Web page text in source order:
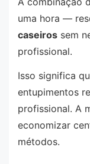
uma hora —
caseiros sem
profissional.
Isso significa
entupimentos
profissional. A
economizar
métodos.